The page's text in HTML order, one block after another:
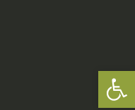
פתח סרגל נגישות